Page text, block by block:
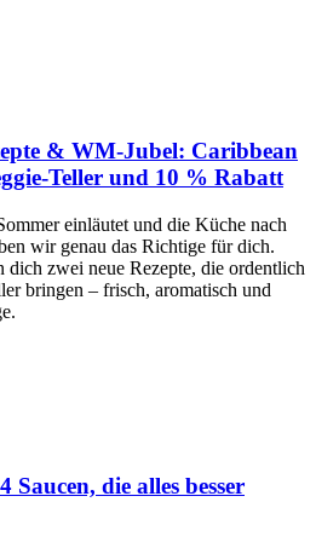
& WM-Jubel: Caribbean
Teller und 10 % Rabatt
einläutet und die Küche nach
wir genau das Richtige für dich.
dich zwei neue Rezepte, die ordentlich
bringen – frisch, aromatisch und
Saucen, die alles besser